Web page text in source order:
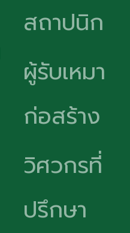
สถาปนิก
ผู้รับเหมา
ก่อสร้าง
วิศวกรที่
ปรึกษา